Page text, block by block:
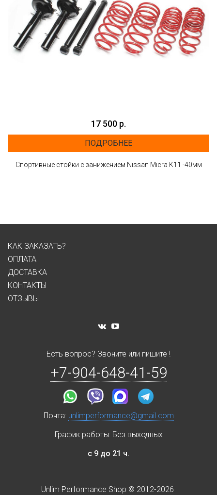
17 500 р.
ПОДРОБНЕЕ
Спортивные стойки с занижением Nissan Micra K11 -40мм
КАК ЗАКАЗАТЬ?
ОПЛАТА
ДОСТАВКА
КОНТАКТЫ
ОТЗЫВЫ
Есть вопрос? Звоните или пишите !
+7-904-648-41-59
Почта: unlimperformance@gmail.com
График работы: Без выходных
с 9 до 21 ч.
Unlim Performance Shop © 2012-2026